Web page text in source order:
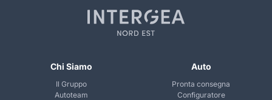
Chi Siamo
Il Gruppo
Autoteam
Auto
Pronta consegna
Configuratore